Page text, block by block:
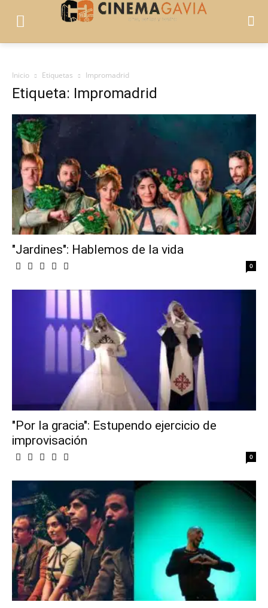
Inicio Etiquetas Impromadrid
Etiqueta: Impromadrid
"Jardines": Hablemos de la vida
0
"Por la gracia": Estupendo ejercicio de
improvisación
0